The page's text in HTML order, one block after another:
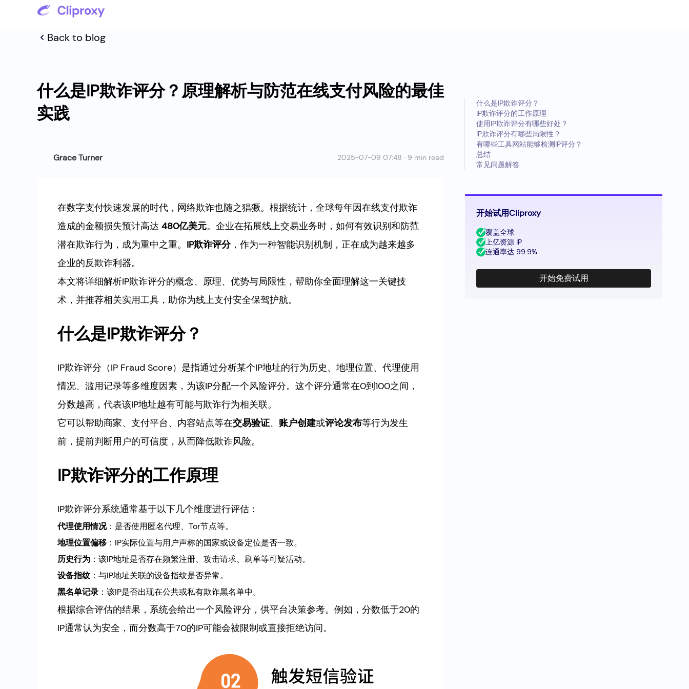
Back to blog
什么是IP欺诈评分？原理解析与防范在线支付风险的最佳
实践
Grace Turner 2025-07-09 07:48 · 9 min read
在数字支付快速发展的时代，网络欺诈也随之猖獗。根据统计，全球每年因在线支付欺诈
造成的金额损失预计高达 480亿美元。企业在拓展线上交易业务时，如何有效识别和防范
潜在欺诈行为，成为重中之重。 IP欺诈评分，作为一种智能识别机制，正在成为越来越多
企业的反欺诈利器。
本文将详细解析IP欺诈评分的概念、原理、优势与局限性，帮助你全面理解这一关键技
术，并推荐相关实用工具，助你为线上支付安全保驾护航。
什么是IP欺诈评分？
IP欺诈评分（IP Fraud Score）是指通过分析某个IP地址的行为历史、地理位置、代理使用
情况、滥用记录等多维度因素，为该IP分配一个风险评分。这个评分通常在0到100之间，
分数越高，代表该IP地址越有可能与欺诈行为相关联。
它可以帮助商家、支付平台、内容站点等在交易验证、 账户创建或评论发布等行为发生
前，提前判断用户的可信度，从而降低欺诈风险。
IP欺诈评分的工作原理
IP欺诈评分系统通常基于以下几个维度进行评估：
代理使用情况：是否使用匿名代理、Tor节点等。
地理位置偏移 ：IP实际位置与用户声称的国家或设备定位是否一致。
历史行为 ：该IP地址是否存在频繁注册、攻击请求、刷单等可疑活动。
设备指纹：与IP地址关联的设备指纹是否异常。
黑名单记录 ：该IP是否出现在公共或私有欺诈黑名单中。
根据综合评估的结果，系统会给出一个风险评分，供平台决策参考。例如，分数低于20的
IP通常认为安全，而分数高于70的IP可能会被限制或直接拒绝访问。
什么是IP欺诈评分？
IP欺诈评分的工作原理
使用IP欺诈评分有哪些好处？
IP欺诈评分有哪些局限性？
有哪些工具网站能够检测IP评分？
总结
常见问题解答
开始试用Cliproxy
覆盖全球
上亿资源 IP
连通率达 99.9%
开始免费试用